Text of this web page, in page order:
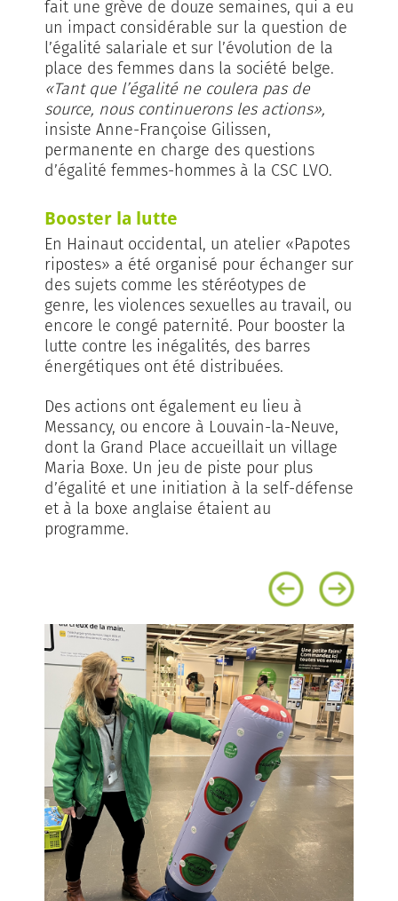
fait une grève de douze semaines, qui a eu
un impact considérable sur la question de
l’égalité salariale et sur l’évolution de la
place des femmes dans la société belge.
«Tant que l’égalité ne coulera pas de
source, nous continuerons les actions»,
insiste Anne-Françoise Gilissen,
permanente en charge des questions
d’égalité femmes-hommes à la CSC LVO.
Booster la lutte
En Hainaut occidental, un atelier «Papotes
ripostes» a été organisé pour échanger sur
des sujets comme les stéréotypes de
genre, les violences sexuelles au travail, ou
encore le congé paternité. Pour booster la
lutte contre les inégalités, des barres
énergétiques ont été distribuées.
Des actions ont également eu lieu à
Messancy, ou encore à Louvain-la-Neuve,
dont la Grand Place accueillait un village
Maria Boxe. Un jeu de piste pour plus
d’égalité et une initiation à la self-défense
et à la boxe anglaise étaient au
programme.